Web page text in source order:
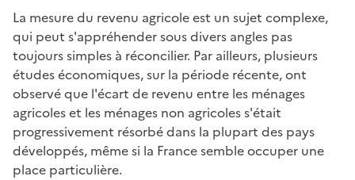
La mesure du revenu agricole est un sujet complexe,
qui peut s'appréhender sous divers angles pas
toujours simples à réconcilier. Par ailleurs, plusieurs
études économiques, sur la période récente, ont
observé que l'écart de revenu entre les ménages
agricoles et les ménages non agricoles s'était
progressivement résorbé dans la plupart des pays
développés, même si la France semble occuper une
place particulière.